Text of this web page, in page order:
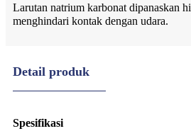
Larutan natrium karbonat dipanaskan
menghindari kontak dengan udara.
Detail produk
Spesifikasi